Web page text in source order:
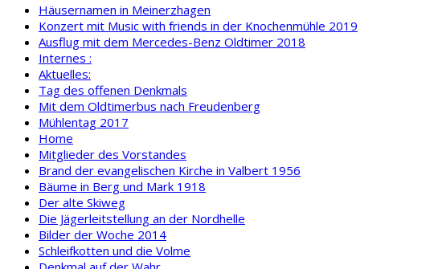
Häusernamen in Meinerzhagen
Konzert mit Music with friends in der Knochenmühle 2019
Ausflug mit dem Mercedes-Benz Oldtimer 2018
Internes :
Aktuelles:
Tag des offenen Denkmals
Mit dem Oldtimerbus nach Freudenberg
Mühlentag 2017
Home
Mitglieder des Vorstandes
Brand der evangelischen Kirche in Valbert 1956
Bäume in Berg und Mark 1918
Der alte Skiweg
Die Jägerleitstellung an der Nordhelle
Bilder der Woche 2014
Schleifkotten und die Volme